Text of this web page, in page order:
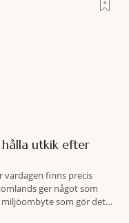
hålla utkik efter
vardagen finns precis
ger något som
som gör det